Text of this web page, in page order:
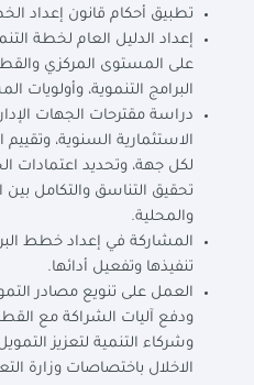
تطبيق أحكام قانون إعداد
إعداد الدليل العام لخطة
على المستوى المركزي
البرامج التنموية،
دراسة مقترحات الجهات
الاستثمارية السنوية،
لكل جهة، وتحديد اعتمادات
تحقيق التناسق والتكامل بين
والمحلية.
المشاركة في إعداد خطط
تنفيذها وتفعيل أدائها.
العمل على تنويع مصادر
ودفع آليات الشراكة مع
وشركاء التنمية لتعزيز
الاخلال باختصاصات وزارة